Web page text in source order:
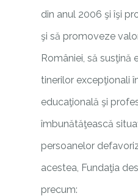
din anul 2006 şi îşi
şi să promoveze
României, să susţină
tinerilor excepţionali
educaţională şi
îmbunătăţească
persoanelor
acestea, Fundaţia
precum: